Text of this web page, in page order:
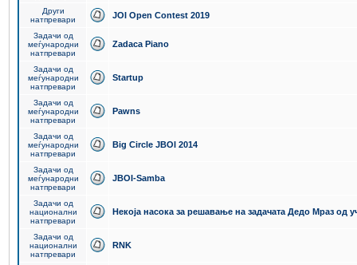
Други
натпревари
JOI Open Contest 2019
Задачи од
меѓународни
натпревари
Zadaca Piano
Задачи од
меѓународни
натпревари
Startup
Задачи од
меѓународни
натпревари
Pawns
Задачи од
меѓународни
натпревари
Big Circle JBOI 2014
Задачи од
меѓународни
натпревари
JBOI-Samba
Задачи од
национални
натпревари
Некоја насока за решавање на задачата Дедо Мраз од
Задачи од
национални
натпревари
RNK